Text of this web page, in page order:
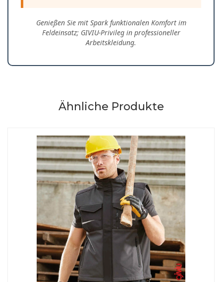
Genießen Sie mit Spark funktionalen Komfort im
Feldeinsatz; GIVIU-Privileg in professioneller
Arbeitskleidung.
Ähnliche Produkte